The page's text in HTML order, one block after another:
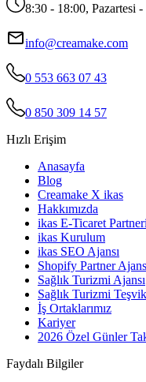
8:30 - 18:00, Pazartesi -
info@creamake.com
0 553 663 07 43
0 850 309 14 57
Hızlı Erişim
Anasayfa
Blog
Creamake X ikas
Hakkımızda
ikas E-Ticaret Partneri
ikas Kurulum
ikas SEO Ajansı
Shopify Partner
Sağlık Turizmi Ajansı
Sağlık Turizmi
İş Ortaklarımız
Kariyer
2026 Özel Günler
Faydalı Bilgiler